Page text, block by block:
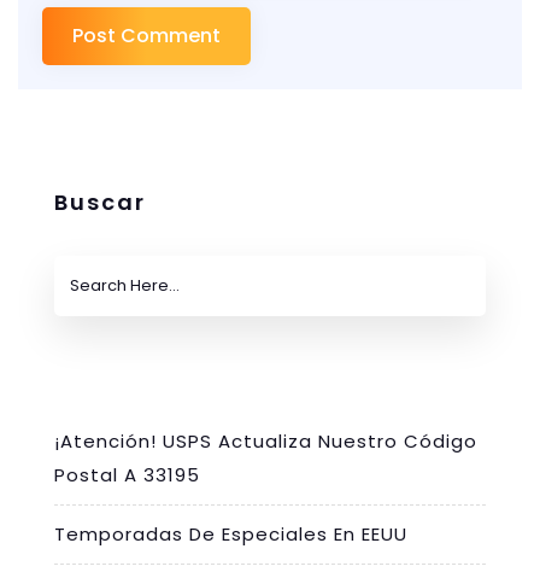
Buscar
¡Atención! USPS Actualiza Nuestro Código
Postal A 33195
Temporadas De Especiales En EEUU